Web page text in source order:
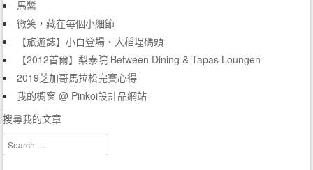
馬醬
微笑，藏在每個小細節
【旅遊誌】小白登場‧大稻埕碼頭
【2012首爾】梨泰院 Between Dining & Tapas Loungen
2019芝加哥馬拉松完賽心得
我的櫥窗 @ Pinkoi設計品網站
搜尋我的文章
Search